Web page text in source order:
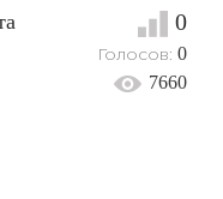
0
Голосов: 0
7660